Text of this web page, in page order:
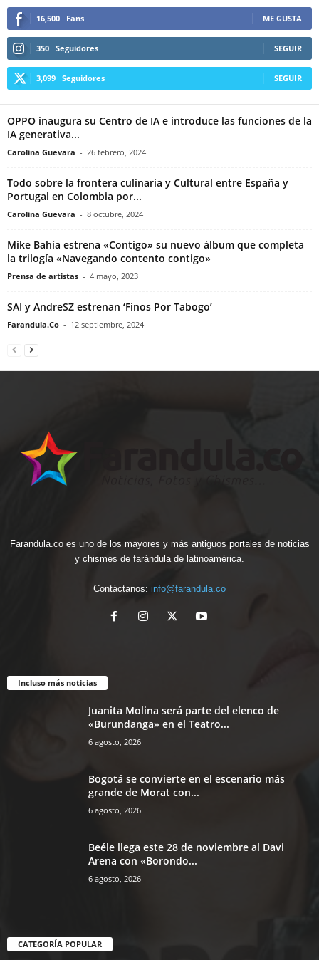
16,500 Fans ME GUSTA
350 Seguidores SEGUIR
3,099 Seguidores SEGUIR
OPPO inaugura su Centro de IA e introduce las funciones de la
IA generativa...
Carolina Guevara - 26 febrero, 2024
Todo sobre la frontera culinaria y Cultural entre España y
Portugal en Colombia por...
Carolina Guevara - 8 octubre, 2024
Mike Bahía estrena «Contigo» su nuevo álbum que completa
la trilogía «Navegando contento contigo»
Prensa de artistas - 4 mayo, 2023
SAI y AndreSZ estrenan ‘Finos Por Tabogo’
Farandula.Co - 12 septiembre, 2024
Farandula.co es uno de los mayores y más antiguos portales de noticias
y chismes de farándula de latinoamérica.
Contáctanos: info@farandula.co
Incluso más noticias
Juanita Molina será parte del elenco de
«Burundanga» en el Teatro...
6 agosto, 2026
Bogotá se convierte en el escenario más
grande de Morat con...
6 agosto, 2026
Beéle llega este 28 de noviembre al Davi
Arena con «Borondo...
6 agosto, 2026
CATEGORÍA POPULAR